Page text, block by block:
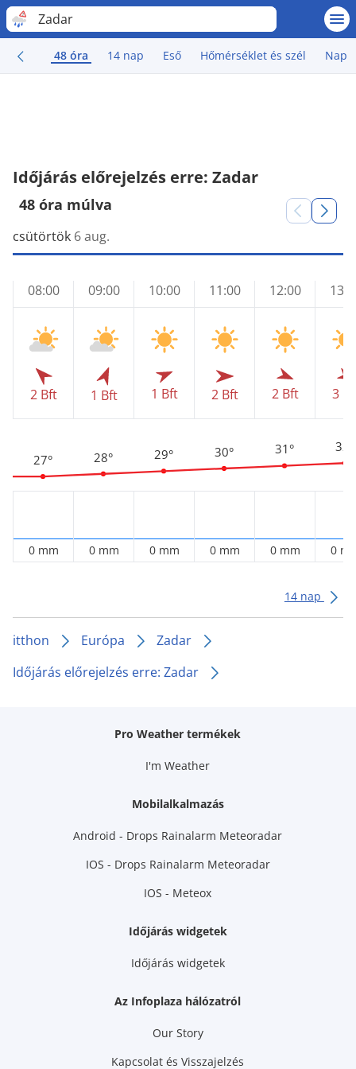
Zadar
48 óra 14 nap Eső Hőmérséklet és szél Nap
Időjárás előrejelzés erre: Zadar
48 óra múlva
csütörtök 6 aug.
08:00
2 Bft
27°
0 mm
09:00
1 Bft
28°
0 mm
10:00
1 Bft
29°
0 mm
11:00
2 Bft
30°
0 mm
12:00
2 Bft
31°
0 mm
3
32°
0
14 nap
itthon Európa
Zadar
Időjárás előrejelzés erre: Zadar
Pro Weather termékek
I'm Weather
Mobilalkalmazás
Android - Drops Rainalarm Meteoradar
IOS - Drops Rainalarm Meteoradar
IOS - Meteox
Időjárás widgetek
Időjárás widgetek
Az Infoplaza hálózatról
Our Story
Kapcsolat és Visszajelzés